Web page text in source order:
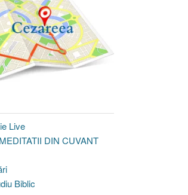
Live
DIN CUVANT
Biblic